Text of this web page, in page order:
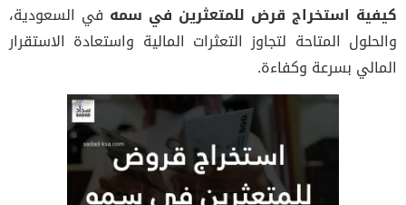
كيفية استخراج قرض للمتعثرين في سمه في السعودية،
والحلول المتاحة لتجاوز التعثرات المالية واستعادة الاستقرار
المالي بسرعة وكفاءة.